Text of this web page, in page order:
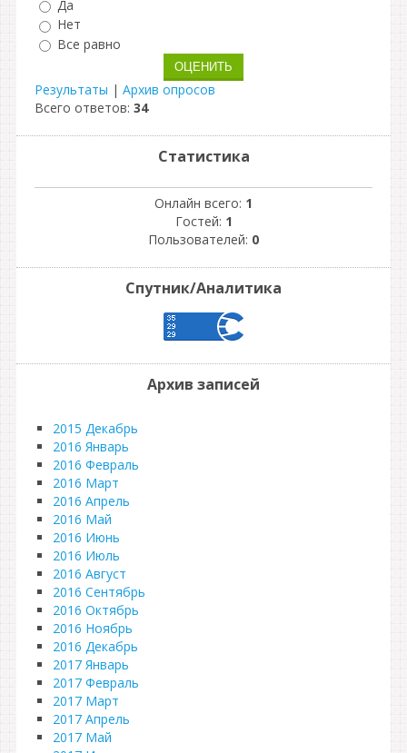
Да
Нет
Все равно
Результаты | Архив опросов
Всего ответов: 34
Статистика
Онлайн всего: 1
Гостей: 1
Пользователей: 0
Спутник/Аналитика
Архив записей
2015 Декабрь
2016 Январь
2016 Февраль
2016 Март
2016 Апрель
2016 Май
2016 Июнь
2016 Июль
2016 Август
2016 Сентябрь
2016 Октябрь
2016 Ноябрь
2016 Декабрь
2017 Январь
2017 Февраль
2017 Март
2017 Апрель
2017 Май